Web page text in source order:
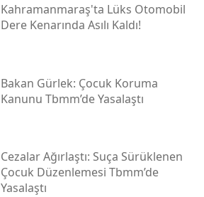
Kahramanmaraş'ta Lüks Otomobil
Dere Kenarında Asılı Kaldı!
Bakan Gürlek: Çocuk Koruma
Kanunu Tbmm’de Yasalaştı
Cezalar Ağırlaştı: Suça Sürüklenen
Çocuk Düzenlemesi Tbmm’de
Yasalaştı